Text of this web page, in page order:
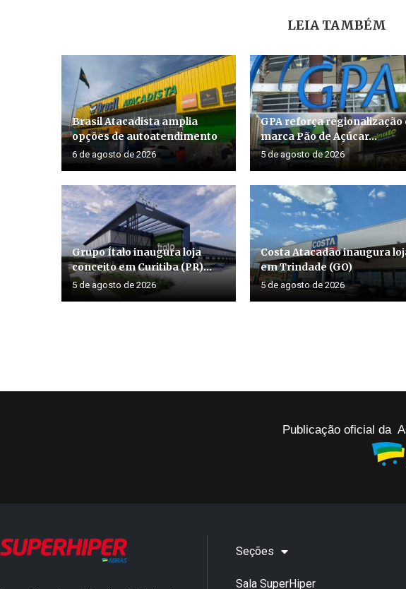
LEIA TAMBÉM
Brasil Atacadista amplia
opções de autoatendimento
6 de agosto de 2026
GPA reforça regionalização
marca Pão de Açúcar...
5 de agosto de 2026
Grupo Ítalo inaugura loja
conceito em Curitiba (PR)...
5 de agosto de 2026
Costa Atacadão inaugura
em Trindade (GO)
5 de agosto de 2026
Publicação oficial da
Seções
Sala SuperHiper